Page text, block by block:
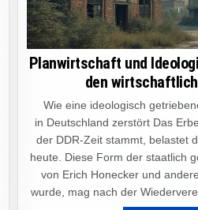
Planwirtschaft und
den
Wie eine ideologisch
in Deutschland zerstört Das
der DDR-Zeit stammt, belastet
heute. Diese Form der staatlich
von Erich Honecker und
wurde, mag nach der